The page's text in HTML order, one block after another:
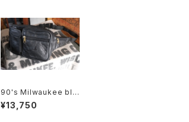
90's Milwaukee bla
ck all-leather fanny
Pack
¥13,750